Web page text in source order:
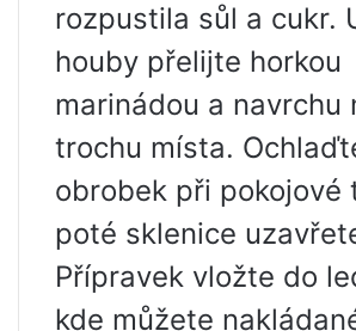
rozpustila sůl a cukr.
houby přelijte horkou
marinádou a navrchu
trochu místa.
obrobek při pokojové
poté sklenice
Přípravek vložte do
kde můžete